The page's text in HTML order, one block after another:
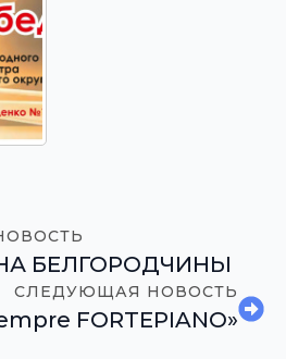
БЕЛГОРОДЧИНЫ
СЛЕДУЮЩАЯ НОВОСТЬ
FORTEPIANO»